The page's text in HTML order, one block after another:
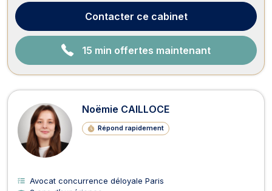
Contacter ce cabinet
15 min offertes maintenant
Noëmie CAILLOCE
Répond rapidement
Avocat concurrence déloyale Paris